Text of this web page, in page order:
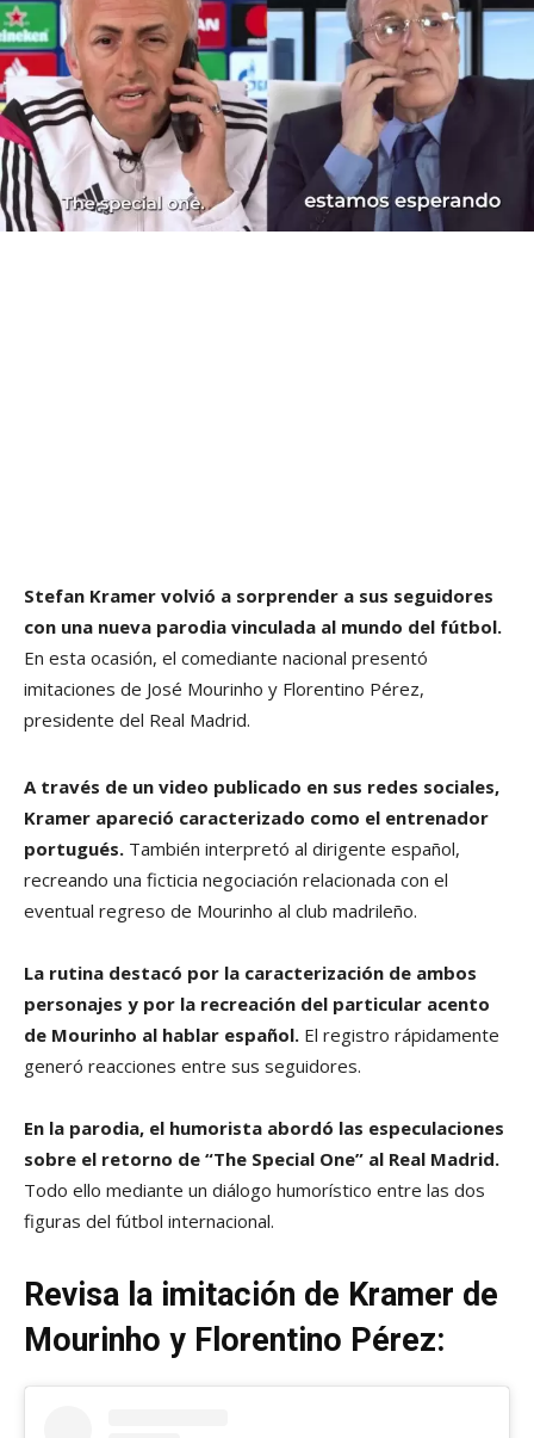
Stefan Kramer volvió a sorprender a sus seguidores
con una nueva parodia vinculada al mundo del fútbol.
En esta ocasión, el comediante nacional presentó
imitaciones de José Mourinho y Florentino Pérez,
presidente del Real Madrid.
A través de un video publicado en sus redes sociales,
Kramer apareció caracterizado como el entrenador
portugués. También interpretó al dirigente español,
recreando una ficticia negociación relacionada con el
eventual regreso de Mourinho al club madrileño.
La rutina destacó por la caracterización de ambos
personajes y por la recreación del particular acento
de Mourinho al hablar español. El registro rápidamente
generó reacciones entre sus seguidores.
En la parodia, el humorista abordó las especulaciones
sobre el retorno de “The Special One” al Real Madrid.
Todo ello mediante un diálogo humorístico entre las dos
figuras del fútbol internacional.
Revisa la imitación de Kramer de
Mourinho y Florentino Pérez: